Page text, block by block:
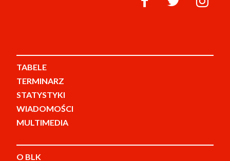
TABELE
TERMINARZ
STATYSTYKI
WIADOMOŚCI
MULTIMEDIA
O BLK